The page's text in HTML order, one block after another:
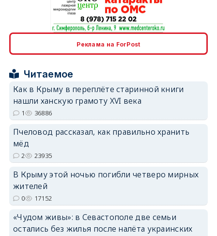
erid: 2SDnjcrDNw6
erid: 2SDnjdvhGXG
Реклама на ForPost
Читаемое
Как в Крыму в переплёте старинной книги
нашли ханскую грамоту XVI века
1 36886
Пчеловод рассказал, как правильно хранить
мёд
2 23935
В Крыму этой ночью погибли четверо мирных
жителей
0 17152
«Чудом живы»: в Севастополе две семьи
остались без жилья после налёта украинских